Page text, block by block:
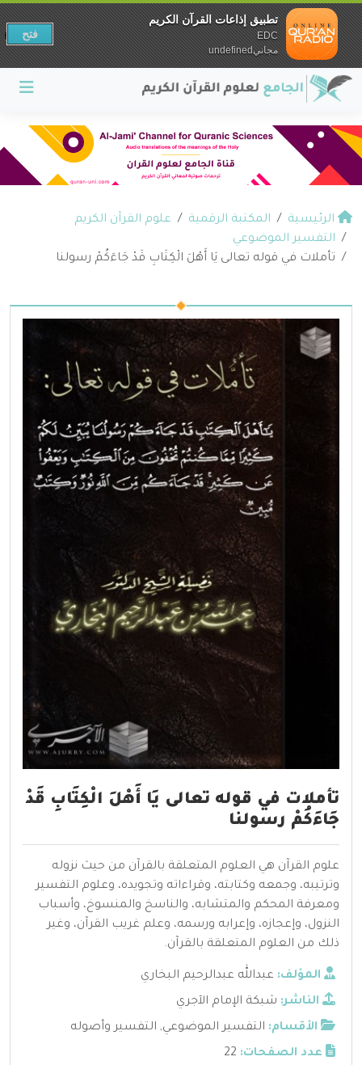
الرئيسية المكتبة الرقمية
علوم القرآن الكريم
التفسير الموضوعي
تأملات في قوله تعالى يَا أَهْلَ الْكِتَابِ قَدْ جَاءَكُمْ رسولنا
تأملات في قوله تعالى يَا أَهْلَ الْكِتَابِ قَدْ
جَاءَكُمْ رسولنا
علوم القرآن هي العلوم المتعلقة بالقرآن من حيث نزوله
وترتيبه، وجمعه وكتابته، وقراءاته وتجويده، وعلوم التفسير
ومعرفة المحكم والمتشابه، والناسخ والمنسوخ، وأسباب
النزول، وإعجازه، وإعرابه ورسمه، وعلم غريب القرآن، وغير
ذلك من العلوم المتعلقة بالقرآن.
المؤلف: عبدالله عبدالرحيم البخاري
الناشر: شبكة الإمام الآجري
الأقسام: التفسير الموضوعي, التفسير وأصوله
عدد الصفحات: 22
تطبيق إذاعات القرآن الكريم
EDC
مجانيundefined
فتح